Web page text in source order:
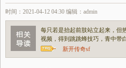
时间：2021-04-12 04:30 编辑：admin
每只若是抬起前肢站立起来，但
视频，得到跳跳蜂技巧，青中
新开传奇sf